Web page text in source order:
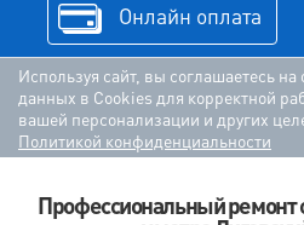
Онлайн оплата
Используя сайт, вы соглашаетесь на
данных в Cookies для корректной
вашей персонализации и других
Политикой конфиденциальности
Профессиональный ремонт